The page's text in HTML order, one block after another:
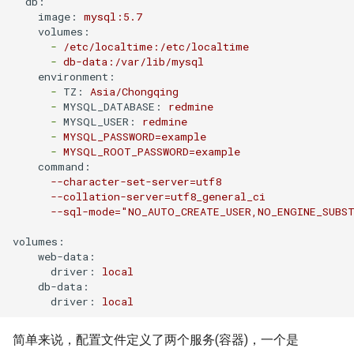
如何创建 Mongodb 容器？
CentOS 7 部署 Docker引擎
Docker rm 命令
Docker 查找容器的宿主机进
php容器无法加载ssh2模块
Docker容器 restart策略
Docker inspect 命令
Docker with an unknown CA
测试 CentOS 7 系统
chsh 命令
LVM 扩展逻辑卷与文件系统
md5sum 命令
LVM 创建新的逻辑卷
openssl 命令
CentOS 使用阿里Yum源
ssldump 命令
Shell 生成随机字符串
Shell 正则表达式
调试 Shell 脚本
Shell 判断一个文件是否为空
XenServer Tools
XenServer 主机资源池
XenServer 存储
使用 XenCenter 绑定网卡
试用 XenServer 6.2
XenMotion 和 Storage
XenServer 更改桥接网络模式
Hyper-V 虚拟机导入导出
Hyper-V 限制虚拟机CPU资源
LVS 中的 arp_ignore 和
arp_annonuce 参数
LVS - Linux虚拟服务器
Haproxy URL Hash
Haproxy 安装与配置
Mysql skip-name-resolve
使用 Pacemaker + Corosync
+ DRBD 完成 SuSe Mysql HA
Oracle 多数据库实例管理文档
Mysql 数据导出与导入
Oracle 常用Sql语句
Oracle sqlplus
Ubuntu 用命令修改图片
Ubuntu 使用minicom连接交换
image:
mysql:5.7
volumes:
-
/etc/localtime:/etc/localtime
- db-data:/var/lib/mysql
environment:
- TZ:
Asia/Chongqing
- MYSQL_DATABASE:
redmine
- MYSQL_USER:
redmine
- MYSQL_PASSWORD=example
- MYSQL_ROOT_PASSWORD=example
command:
--character-set-server=utf8
--collation-server=utf8_general_ci
--sql-
volumes:
web-data:
driver:
local
db-data:
driver:
local
简单来说，配置文件定义了两个服务(容器)，一个是